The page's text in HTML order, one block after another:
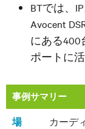
BTでは、
Avocent
にある400
ポートに
事例サマリー
場
カーデ